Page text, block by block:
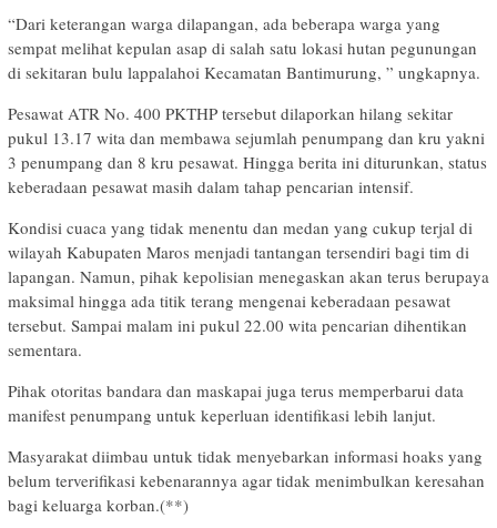
“Dari keterangan warga dilapangan, ada beberapa warga yang
sempat melihat kepulan asap di salah satu lokasi hutan pegunungan
di sekitaran bulu lappalahoi Kecamatan Bantimurung, ” ungkapnya.
Pesawat ATR No. 400 PKTHP tersebut dilaporkan hilang sekitar
pukul 13.17 wita dan membawa sejumlah penumpang dan kru yakni
3 penumpang dan 8 kru pesawat. Hingga berita ini diturunkan, status
keberadaan pesawat masih dalam tahap pencarian intensif.
​Kondisi cuaca yang tidak menentu dan medan yang cukup terjal di
wilayah Kabupaten Maros menjadi tantangan tersendiri bagi tim di
lapangan. Namun, pihak kepolisian menegaskan akan terus berupaya
maksimal hingga ada titik terang mengenai keberadaan pesawat
tersebut. Sampai malam ini pukul 22.00 wita pencarian dihentikan
sementara.
​Pihak otoritas bandara dan maskapai juga terus memperbarui data
manifest penumpang untuk keperluan identifikasi lebih lanjut.
Masyarakat diimbau untuk tidak menyebarkan informasi hoaks yang
belum terverifikasi kebenarannya agar tidak menimbulkan keresahan
bagi keluarga korban.(**)